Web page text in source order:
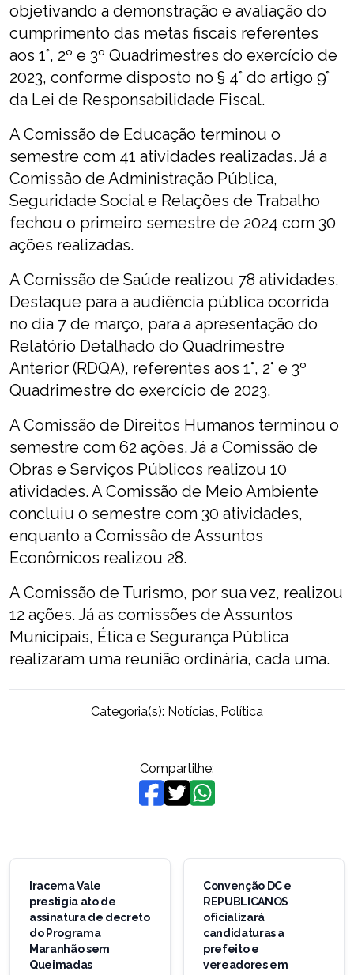
objetivando a demonstração e avaliação do
cumprimento das metas fiscais referentes
aos 1°, 2º e 3º Quadrimestres do exercício de
2023, conforme disposto no § 4° do artigo 9°
da Lei de Responsabilidade Fiscal.
A Comissão de Educação terminou o
semestre com 41 atividades realizadas. Já a
Comissão de Administração Pública,
Seguridade Social e Relações de Trabalho
fechou o primeiro semestre de 2024 com 30
ações realizadas.
A Comissão de Saúde realizou 78 atividades.
Destaque para a audiência pública ocorrida
no dia 7 de março, para a apresentação do
Relatório Detalhado do Quadrimestre
Anterior (RDQA), referentes aos 1°, 2° e 3º
Quadrimestre do exercício de 2023.
A Comissão de Direitos Humanos terminou o
semestre com 62 ações. Já a Comissão de
Obras e Serviços Públicos realizou 10
atividades. A Comissão de Meio Ambiente
concluiu o semestre com 30 atividades,
enquanto a Comissão de Assuntos
Econômicos realizou 28.
A Comissão de Turismo, por sua vez, realizou
12 ações. Já as comissões de Assuntos
Municipais, Ética e Segurança Pública
realizaram uma reunião ordinária, cada uma.
Categoria(s): Notícias, Política
Compartilhe:
Navegação
Post
Iracema Vale
prestigia ato de
assinatura de decreto
do Programa
Maranhão sem
Queimadas
Convenção DC e
REPUBLICANOS
oficializará
candidaturas a
prefeito e
vereadores em